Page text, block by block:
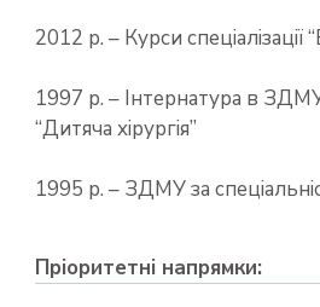
2012 р. – Курси спеціалізації
1997 р. – Інтернатура в
“Дитяча хірургія”
1995 р. – ЗДМУ за
Пріоритетні напрямки: